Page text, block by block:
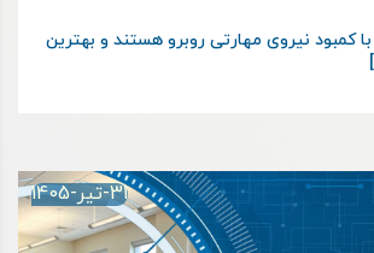
کمبود نیروی مهارتی روبرو هستند و بهترین
31-تیر-1405